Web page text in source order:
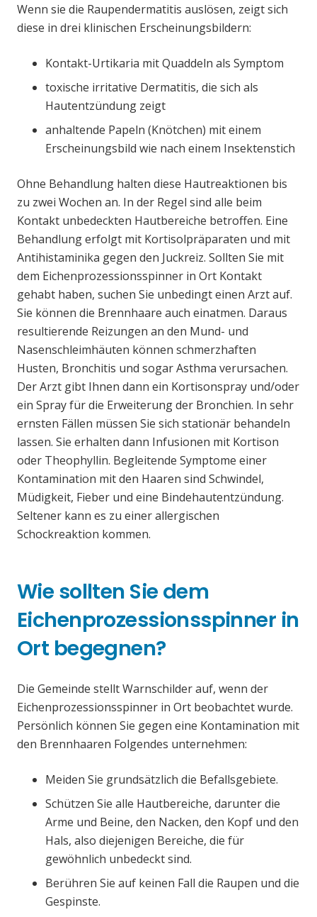
Wenn sie die Raupendermatitis auslösen, zeigt sich
diese in drei klinischen Erscheinungsbildern:
Kontakt-Urtikaria mit Quaddeln als Symptom
toxische irritative Dermatitis, die sich als
Hautentzündung zeigt
anhaltende Papeln (Knötchen) mit einem
Erscheinungsbild wie nach einem Insektenstich
Ohne Behandlung halten diese Hautreaktionen bis
zu zwei Wochen an. In der Regel sind alle beim
Kontakt unbedeckten Hautbereiche betroffen. Eine
Behandlung erfolgt mit Kortisolpräparaten und mit
Antihistaminika gegen den Juckreiz. Sollten Sie mit
dem Eichenprozessionsspinner in Ort Kontakt
gehabt haben, suchen Sie unbedingt einen Arzt auf.
Sie können die Brennhaare auch einatmen. Daraus
resultierende Reizungen an den Mund- und
Nasenschleimhäuten können schmerzhaften
Husten, Bronchitis und sogar Asthma verursachen.
Der Arzt gibt Ihnen dann ein Kortisonspray und/oder
ein Spray für die Erweiterung der Bronchien. In sehr
ernsten Fällen müssen Sie sich stationär behandeln
lassen. Sie erhalten dann Infusionen mit Kortison
oder Theophyllin. Begleitende Symptome einer
Kontamination mit den Haaren sind Schwindel,
Müdigkeit, Fieber und eine Bindehautentzündung.
Seltener kann es zu einer allergischen
Schockreaktion kommen.
Wie sollten Sie dem
Eichenprozessionsspinner in
Ort begegnen?
Die Gemeinde stellt Warnschilder auf, wenn der
Eichenprozessionsspinner in Ort beobachtet wurde.
Persönlich können Sie gegen eine Kontamination mit
den Brennhaaren Folgendes unternehmen:
Meiden Sie grundsätzlich die Befallsgebiete.
Schützen Sie alle Hautbereiche, darunter die
Arme und Beine, den Nacken, den Kopf und den
Hals, also diejenigen Bereiche, die für
gewöhnlich unbedeckt sind.
Berühren Sie auf keinen Fall die Raupen und die
Gespinste.